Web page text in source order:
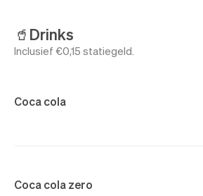
🥤Drinks
Inclusief €0,15 statiegeld.
Coca cola
Coca cola zero